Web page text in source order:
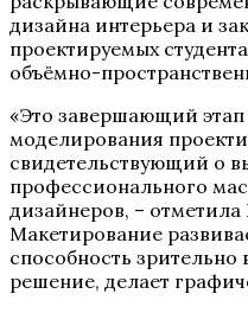
дизайна интерьера и
проектируемых
объёмно-
«Это завершающий
моделирования
свидетельствующий о
профессионального
дизайнеров, –
Макетирование
способность
решение, делает